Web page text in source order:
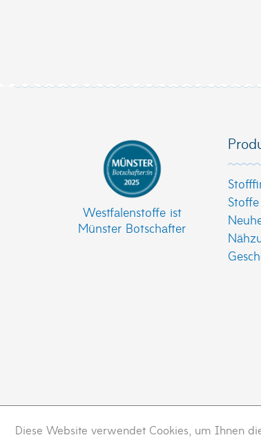
Westfalenstoffe ist
Münster Botschafter
Stoffe
Diese Website verwendet Cookies, um Ihnen